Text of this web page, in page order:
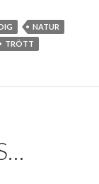
NATUR
TRÖTT